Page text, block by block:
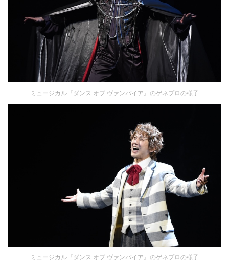
ミュージカル『ダンス オブ ヴァンパイア』のゲネプロの様子
ミュージカル『ダンス オブ ヴァンパイア』のゲネプロの様子